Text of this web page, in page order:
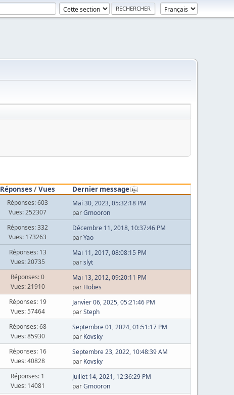
Réponses /Vues
Dernier message
Réponses: 603
Vues: 252307
Mai 30, 2023, 05:32:18 PM
parGmooron
Réponses: 332
Vues: 173263
Décembre 11, 2018, 10:37:46 PM
parYao
Réponses: 13
Vues: 20735
Mai 11, 2017, 08:08:15 PM
parslyt
Réponses: 0
Vues: 21910
Mai 13, 2012, 09:20:11 PM
par Hobes
Réponses: 19
Vues: 57464
Janvier 06, 2025, 05:21:46 PM
parSteph
Réponses: 68
Vues: 85930
Septembre 01, 2024, 01:51:17 PM
par Kovsky
Réponses: 16
Vues: 40828
Septembre 23, 2022, 10:48:39 AM
par Kovsky
Réponses: 1
Vues: 14081
Juillet 14, 2021, 12:36:29 PM
parGmooron